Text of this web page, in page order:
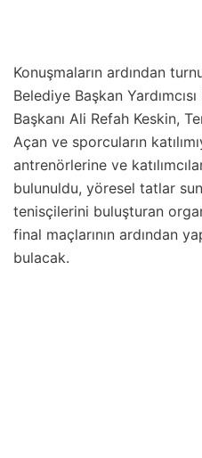
Konuşmaların ardından
Belediye Başkan
Başkanı Ali Refah Keskin,
Açan ve sporcuların
antrenörlerine ve
bulunuldu, yöresel tatlar
tenisçilerini buluşturan
final maçlarının ardından
bulacak.